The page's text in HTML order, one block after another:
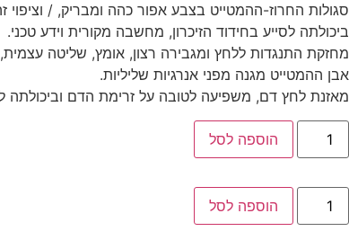
היה:
₪440.00.
הוא:
₪330.00.
סגולות החרוז-ההמטייט בצבע אפור כהה ומבריק, /
ביכולתה לסייע בחידוד הזיכרון, מחשבה מקורית וידע טכני.
מחזקת התנגדות ללחץ ומגבירה רצון, אומץ, שליטה עצמית,
אבן ההמטייט מגנה מפני אנרגיות שליליות.
מאזנת לחץ דם, משפיעה לטובה על זרימת הדם וביכולתה
כמות
צמיד
המטייט
הוספה לסל
כמות
צמיד
הוספה לסל